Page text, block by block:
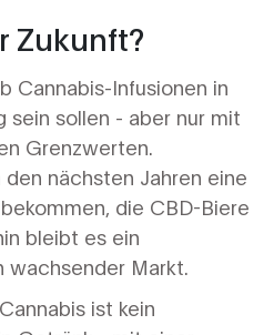
Zukunft?
Cannabis-Infusionen in
sein sollen - aber nur mit
Grenzwerten.
nächsten Jahren eine
die CBD-Biere
bleibt es ein
wachsender Markt.
ist kein